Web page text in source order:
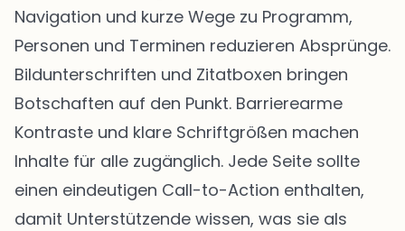
Navigation und kurze Wege zu Programm,
Personen und Terminen reduzieren Absprünge.
Bildunterschriften und Zitatboxen bringen
Botschaften auf den Punkt. Barrierearme
Kontraste und klare Schriftgrößen machen
Inhalte für alle zugänglich. Jede Seite sollte
einen eindeutigen Call-to-Action enthalten,
damit Unterstützende wissen, was sie als